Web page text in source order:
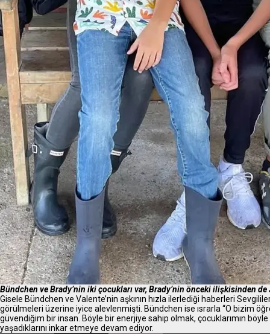
Bündchen ve Brady’nin iki çocukları var, Brady’nin önceki ilişkisinden
Gisele Bündchen ve Valente’nin aşkının hızla ilerlediği haberleri
görülmeleri üzerine iyice alevlenmişti. Bündchen ise ısrarla “O bizim
güvendiğim bir insan. Böyle bir enerjiye sahip olmak, çocuklarımın
yaşadıklarını inkar etmeye devam ediyor.